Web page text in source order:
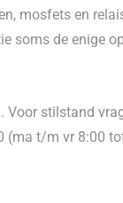
mosfets en
soms de enige
stilstand
(ma t/m vr 8:00